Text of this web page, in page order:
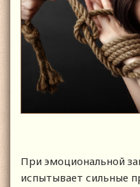
При эмоциональной
испытывает сильные